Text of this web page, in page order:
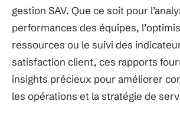
gestion SAV. Que ce soit pour
performances des équipes,
ressources ou le suivi des
satisfaction client, ces rapports
insights précieux pour améliorer
les opérations et la stratégie de